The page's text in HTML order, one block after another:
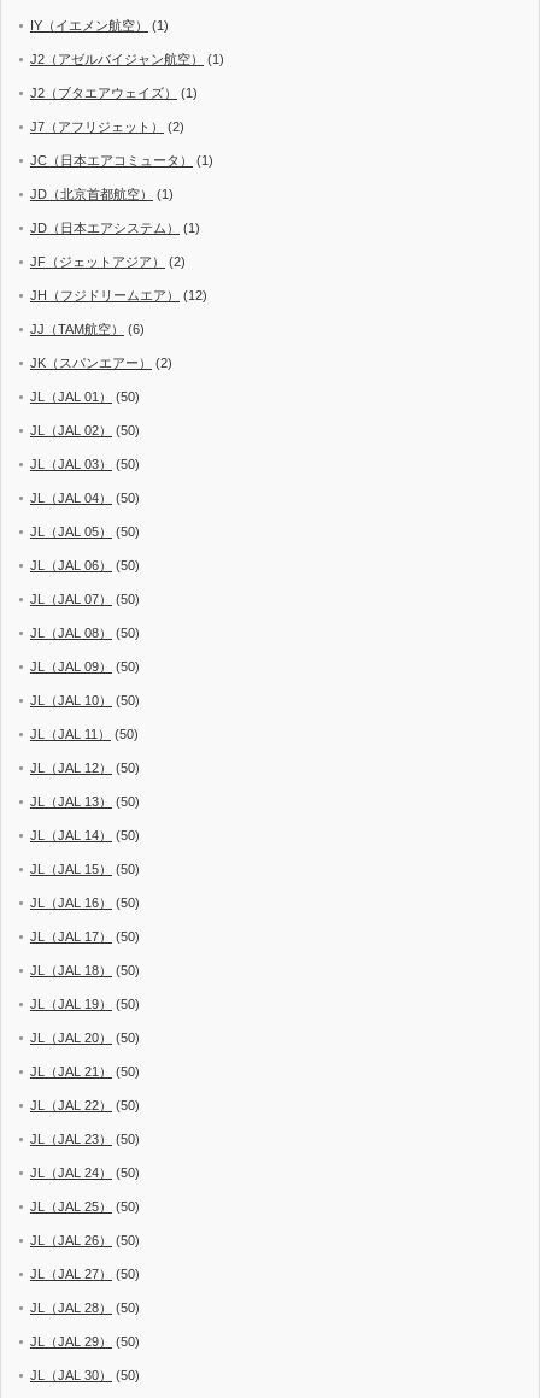
IY（イエメン航空） (1)
J2（アゼルバイジャン航空） (1)
J2（ブタエアウェイズ） (1)
J7（アフリジェット） (2)
JC（日本エアコミュータ） (1)
JD（北京首都航空） (1)
JD（日本エアシステム） (1)
JF（ジェットアジア） (2)
JH（フジドリームエア） (12)
JJ（TAM航空） (6)
JK（スパンエアー） (2)
JL（JAL 01） (50)
JL（JAL 02） (50)
JL（JAL 03） (50)
JL（JAL 04） (50)
JL（JAL 05） (50)
JL（JAL 06） (50)
JL（JAL 07） (50)
JL（JAL 08） (50)
JL（JAL 09） (50)
JL（JAL 10） (50)
JL（JAL 11） (50)
JL（JAL 12） (50)
JL（JAL 13） (50)
JL（JAL 14） (50)
JL（JAL 15） (50)
JL（JAL 16） (50)
JL（JAL 17） (50)
JL（JAL 18） (50)
JL（JAL 19） (50)
JL（JAL 20） (50)
JL（JAL 21） (50)
JL（JAL 22） (50)
JL（JAL 23） (50)
JL（JAL 24） (50)
JL（JAL 25） (50)
JL（JAL 26） (50)
JL（JAL 27） (50)
JL（JAL 28） (50)
JL（JAL 29） (50)
JL（JAL 30） (50)